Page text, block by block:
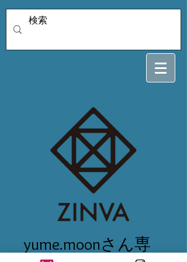
yume.moonさん専